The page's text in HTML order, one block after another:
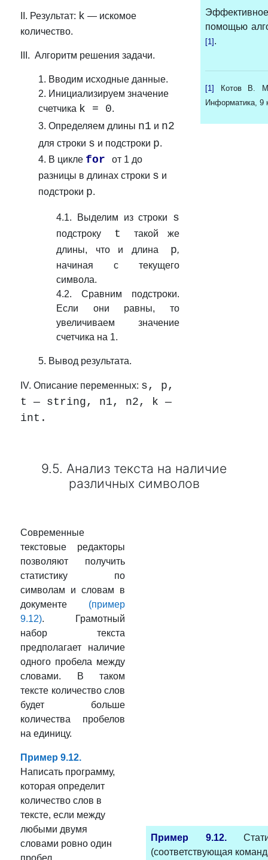
II. Результат: k — искомое
количество.
III. Алгоритм решения задачи.
1. Вводим исходные данные.
2. Инициализируем значение
счетчика k = 0.
3. Определяем длины n1 и n2
для строки s и подстроки p.
4. В цикле for от 1 до
разницы в длинах строки s и
подстроки p.
4.1. Выделим из строки s
подстроку t такой же
длины, что и длинаp,
начиная с текущего
символа.
4.2. Сравним подстроки.
Если они равны, то
увеличиваем значение
счетчика на 1.
5. Вывод результата.
IV. Описание переменных: s, p,
t — string, n1, n2, k —
int.
помощью
[1] .
[1]
Котов В.
Информатика, 9
9.5. Анализ текста на наличие
различных символов
Современные
текстовые редакторы
позволяют получить
статистику по
символам и словам в
документе (пример
9.12). Грамотный
набор текста
предполагает наличие
одного пробела между
словами. В таком
тексте количество слов
будет больше
количества пробелов
на единицу.
Пример 9.12.
Написать программу,
которая определит
количество слов в
тексте, если между
любыми двумя
словами ровно один
пробел.
Пример 9.12.
(соответствующая